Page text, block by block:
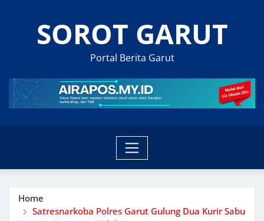
SOROT GARUT
Portal Berita Garut
Home
Satresnarkoba Polres Garut Gulung Dua Kurir Sabu